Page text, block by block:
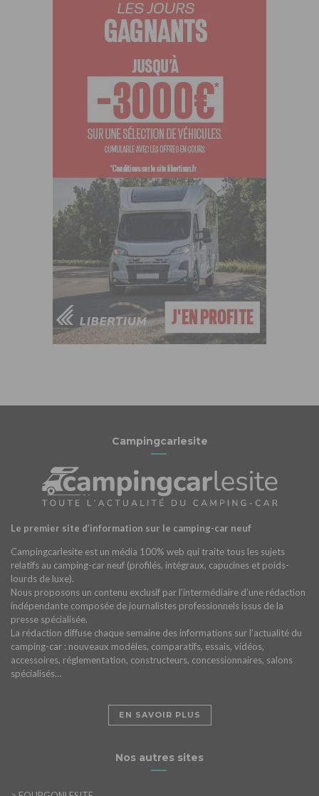
Campingcarlesite
Le premier site d’information sur le camping-car neuf
Campingcarlesite est un média 100% web qui traite tous les sujets
relatifs au camping-car neuf (profilés, intégraux, capucines et poids-
lourds de luxe).
Nous proposons un contenu exclusif par l’intermédiaire d’une rédaction
indépendante composée de journalistes professionnels issus de la
presse spécialisée.
La rédaction diffuse chaque semaine des informations sur l’actualité du
camping-car : nouveaux modèles, comparatifs, essais, vidéos,
accessoires, réglementation, constructeurs, concessionnaires, salons
spécialisés…
EN SAVOIR PLUS
Nos autres sites